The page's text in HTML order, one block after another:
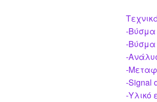
-Βύσμα
-Βύσμα
-
-
-Signal
-Υλικό